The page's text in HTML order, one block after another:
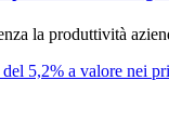
la produttività